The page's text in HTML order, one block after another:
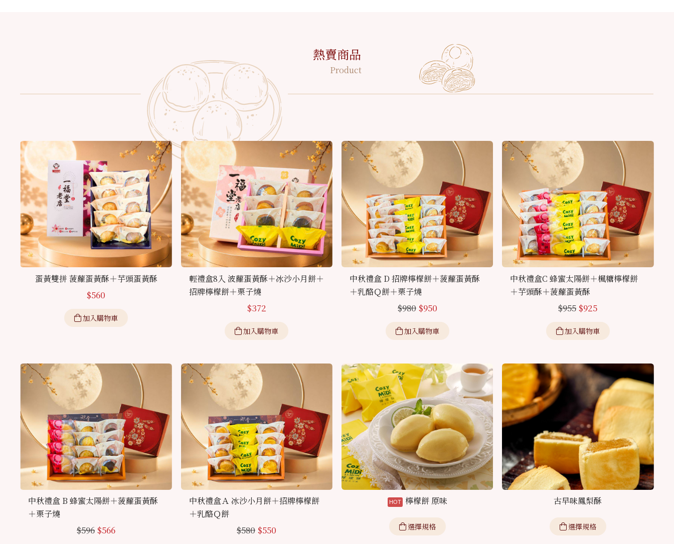
熱賣商品
Product
蛋黃雙拼 菠蘿蛋黃酥＋芋頭蛋黃酥
$560
加入購物車
輕禮盒8入 波蘿蛋黃酥＋冰沙小月餅＋
招牌檸檬餅＋栗子燒
$372
加入購物車
中秋禮盒 D 招牌檸檬餅＋菠蘿蛋黃酥
＋乳酪Ｑ餅＋栗子燒
$980 $950
加入購物車
中秋禮盒C 蜂蜜太陽餅＋楓糖檸檬餅
＋芋頭酥＋菠蘿蛋黃酥
$955 $925
加入購物車
中秋禮盒 B 蜂蜜太陽餅＋菠蘿蛋黃酥
＋栗子燒
$596 $566
中秋禮盒Ａ 冰沙小月餅＋招牌檸檬餅
＋乳酪Ｑ餅
$580 $550
檸檬餅 原味
選擇規格
古早味鳳梨酥
選擇規格